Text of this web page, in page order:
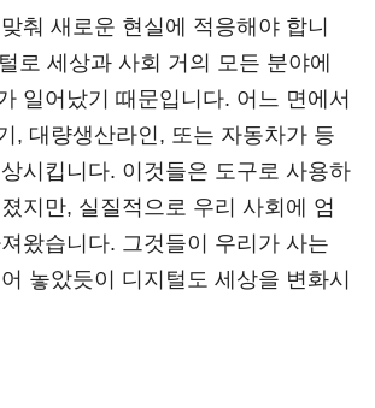
춰 새로운 현실에 적응해야 합니
로 세상과 사회 거의 모든 분야에
일어났기 때문입니다. 어느 면에서
, 대량생산라인, 또는 자동차가 등
시킵니다. 이것들은 도구로 사용하
지만, 실질적으로 우리 사회에 엄
왔습니다. 그것들이 우리가 사는
놓았듯이 디지털도 세상을 변화시